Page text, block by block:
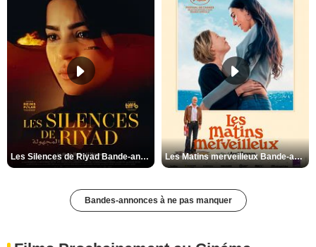
Les Silences de Riyad Bande-annonce VO STFR Les Matins merveilleux Bande-annonce VF
Bandes-annonces à ne pas manquer